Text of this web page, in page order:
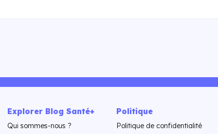
Explorer Blog Santé+
Qui sommes-nous ?
Politique
Politique de confidentialité